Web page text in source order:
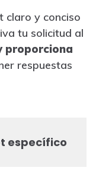
claro y conciso
tu solicitud al
proporciona
respuestas
específico